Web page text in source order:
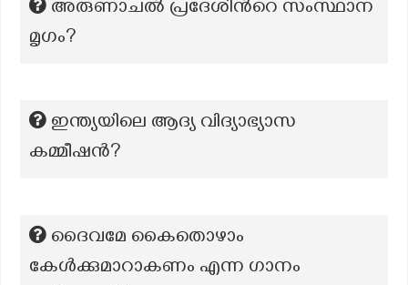
അരുണാചൽ പ്രദേശിന്‍റെ സംസ്ഥാന
മൃഗം?
ഇന്ത്യയിലെ ആദ്യ വിദ്യാഭ്യാസ
കമ്മീഷൻ?
ദൈവമേ കൈതൊഴാം
കേൾക്കുമാറാകണം എന്ന ഗാനം